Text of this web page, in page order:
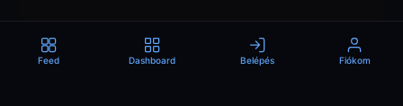
Feed Dashboard Belépés Fiókom